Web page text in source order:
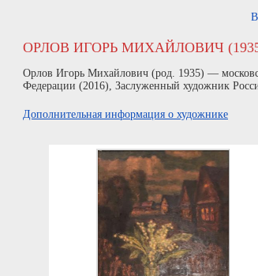
ОРЛОВ ИГОРЬ МИХАЙЛОВИЧ
Орлов Игорь Михайлович (род. 1935) —
Федерации (2016), Заслуженный художник
Дополнительная информация о художнике